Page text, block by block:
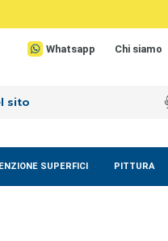
Whatsapp Chi siamo
SUPERFICI PITTURA